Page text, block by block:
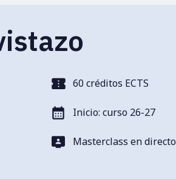
60 créditos ECTS
Inicio: curso 26-27
Masterclass en directo